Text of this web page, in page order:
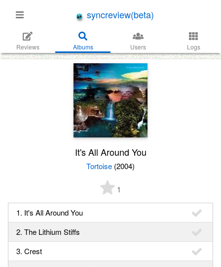
syncreview(beta)
Reviews Albums Users Logs
It's All Around You
Tortoise (2004)
1
1. It's All Around You
2. The Lithium Stiffs
3. Crest